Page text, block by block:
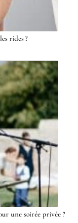
rides ?
une soirée privée ?